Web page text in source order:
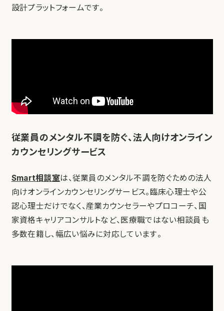
設計プラットフォームです。
従業員のメンタル不調を防ぐ、法人向けオンライン
カウンセリングサービス
Smart相談室は、従業員のメンタル不調を防ぐための法人
向けオンラインカウンセリングサービス。臨床心理士や公
認心理士だけでなく、産業カウンセラーやプロコーチ、国
家資格キャリアコンサルトなど、医療職ではない相談員も
多数在籍し、幅広い悩みに対応しています。